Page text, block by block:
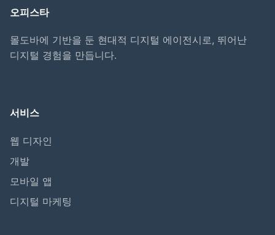
오피스타
몰도바에 기반을 둔 현대적 디지털 에이전시로, 뛰어난
디지털 경험을 만듭니다.
서비스
웹 디자인
개발
모바일 앱
디지털 마케팅